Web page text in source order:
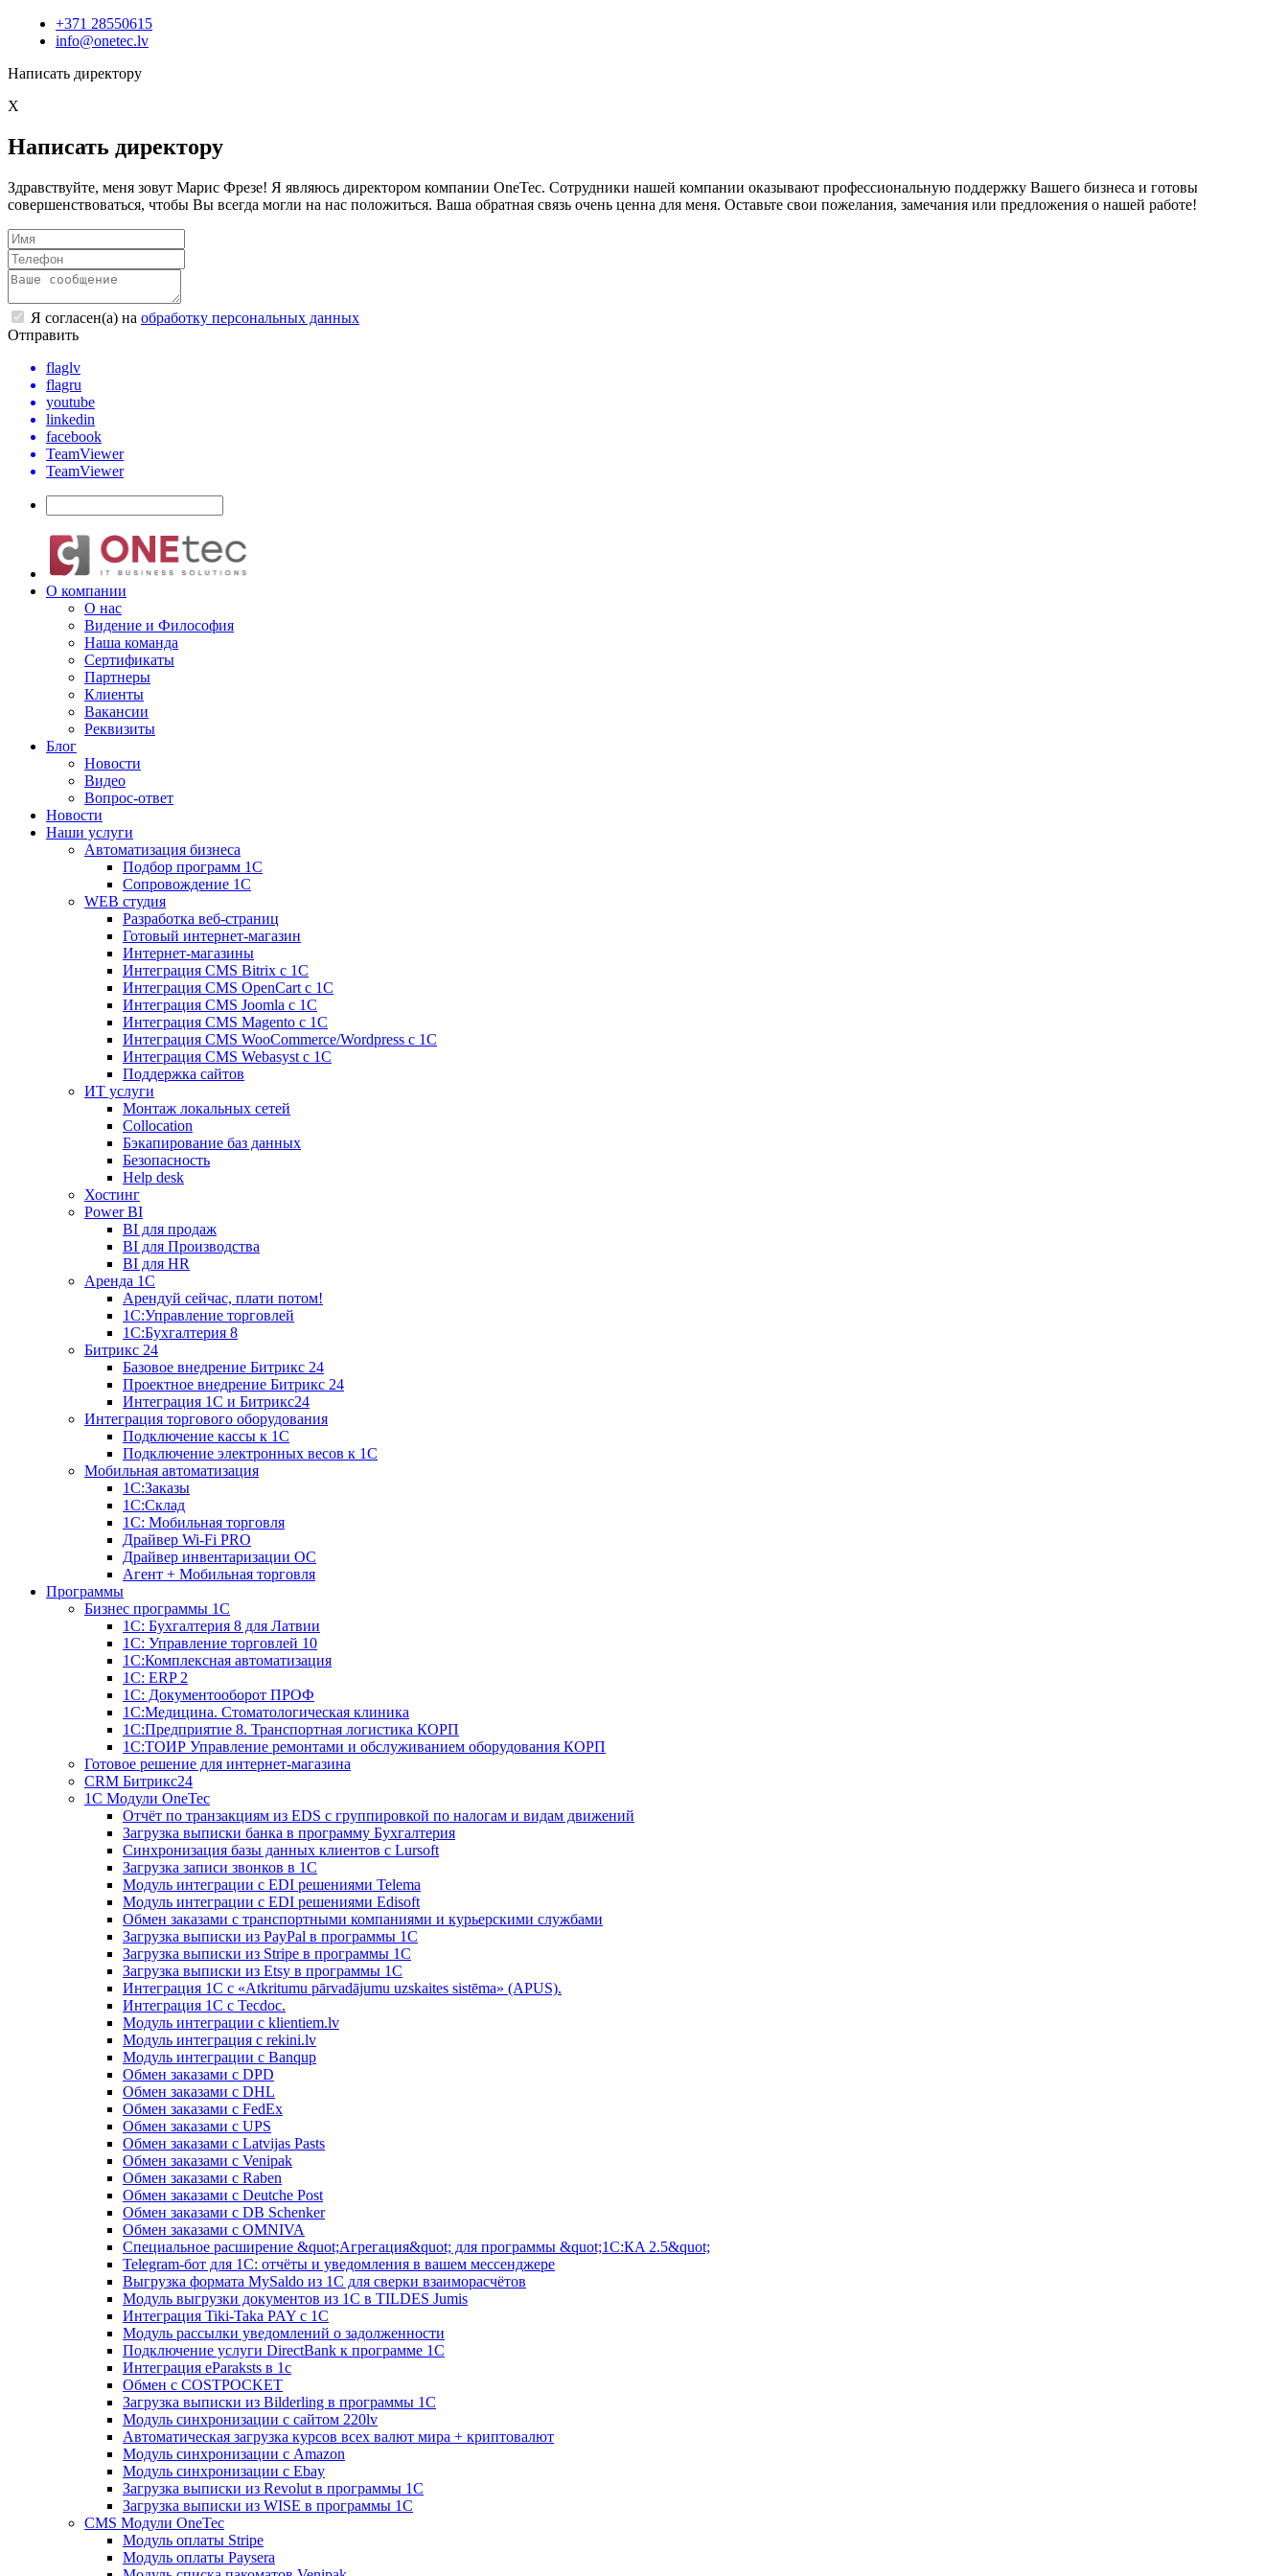
+371 28550615
info@onetec.lv
Написать директору
X
Написать директору
Здравствуйте, меня зовут Марис Фрезе! Я являюсь директором компании OneTec. Сотрудники нашей компании оказывают профессиональную поддержку Вашего бизнеса и готовы
совершенствоваться, чтобы Вы всегда могли на нас положиться. Ваша обратная связь очень ценна для меня. Оставьте свои пожелания, замечания или предложения о нашей работе!
Я согласен(а) на обработку персональных данных
Отправить
flaglv
flagru
youtube
linkedin
facebook
TeamViewer
TeamViewer
О компании
О нас
Видение и Философия
Наша команда
Сертификаты
Партнеры
Клиенты
Вакансии
Реквизиты
Блог
Новости
Видео
Вопрос-ответ
Новости
Наши услуги
Автоматизация бизнеса
Подбор программ 1С
Сопровождение 1С
WEB студия
Разработка веб-страниц
Готовый интернет-магазин
Интернет-магазины
Интеграция CMS Bitrix с 1С
Интеграция CMS OpenCart с 1С
Интеграция CMS Joomla с 1С
Интеграция CMS Magento с 1С
Интеграция CMS WooCommerce/Wordpress с 1С
Интеграция CMS Webasyst с 1С
Поддержка сайтов
ИТ услуги
Монтаж локальных сетей
Collocation
Бэкапирование баз данных
Безопасность
Help desk
Хостинг
Power BI
BI для продаж
BI для Производства
BI для HR
Аренда 1C
Арендуй сейчас, плати потом!
1С:Управление торговлей
1С:Бухгалтерия 8
Битрикс 24
Базовое внедрение Битрикс 24
Проектное внедрение Битрикс 24
Интеграция 1С и Битрикс24
Интеграция торгового оборудования
Подключение кассы к 1С
Подключение электронных весов к 1С
Мобильная автоматизация
1С:Заказы
1С:Склад
1С: Мобильная торговля
Драйвер Wi-Fi PRO
Драйвер инвентаризации ОС
Агент + Мобильная торговля
Программы
Бизнес программы 1С
1С: Бухгалтерия 8 для Латвии
1С: Управление торговлей 10
1C:Комплексная автоматизация
1С: ERP 2
1С: Документооборот ПРОФ
1С:Медицина. Стоматологическая клиника
1С:Предприятие 8. Транспортная логистика КОРП
1С:ТОИР Управление ремонтами и обслуживанием оборудования КОРП
Готовое решение для интернет-магазина
CRM Битрикс24
1C Модули OneTec
Отчёт по транзакциям из EDS с группировкой по налогам и видам движений
Загрузка выписки банка в программу Бухгалтерия
Синхронизация базы данных клиентов с Lursoft
Загрузка записи звонков в 1С
Модуль интеграции с EDI решениями Telema
Модуль интеграции с EDI решениями Edisoft
Обмен заказами с транспортными компаниями и курьерскими службами
Загрузка выписки из PayPal в программы 1C
Загрузка выписки из Stripe в программы 1C
Загрузка выписки из Etsy в программы 1C
Интеграция 1С с «Atkritumu pārvadājumu uzskaites sistēma» (APUS).
Интеграция 1С с Tecdoc.
Модуль интеграции с klientiem.lv
Модуль интеграция с rekini.lv
Модуль интеграции с Banqup
Обмен заказами с DPD
Обмен заказами с DHL
Обмен заказами с FedEx
Обмен заказами с UPS
Обмен заказами с Latvijas Pasts
Обмен заказами с Venipak
Обмен заказами с Raben
Обмен заказами с Deutche Post
Обмен заказами с DB Schenker
Обмен заказами с OMNIVA
Специальное расширение &quot;Агрегация&quot; для программы &quot;1С:КA 2.5&quot;
Telegram-бот для 1С: отчёты и уведомления в вашем мессенджере
Выгрузка формата MySaldo из 1C для сверки взаиморасчётов
Модуль выгрузки документов из 1С в TILDES Jumis
Интеграция Tiki-Taka PAY с 1С
Модуль рассылки уведомлений о задолженности
Подключение услуги DirectBank к программе 1С
Интеграция eParaksts в 1с
Обмен с COSTPOCKET
Загрузка выписки из Bilderling в программы 1C
Модуль синхронизации с сайтом 220lv
Автоматическая загрузка курсов всех валют мира + криптовалют
Модуль синхронизации с Amazon
Модуль синхронизации с Ebay
Загрузка выписки из Revolut в программы 1C
Загрузка выписки из WISE в программы 1C
CMS Модули OneTec
Модуль оплаты Stripe
Модуль оплаты Paysera